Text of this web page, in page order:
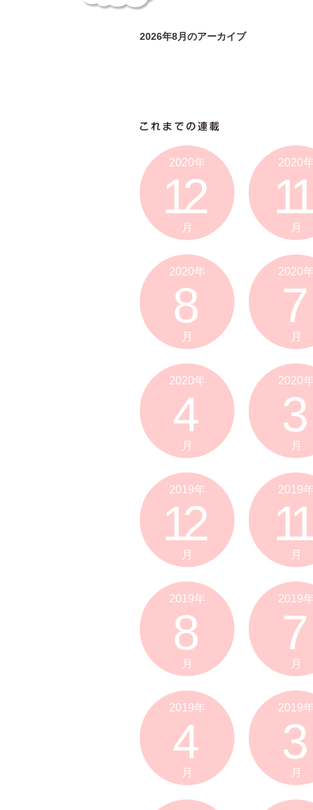
2026年8月のアーカイブ
2020年
12
月
2020
11
月
2020年
8
月
2020
7
月
2020年
4
月
2020
3
月
2019年
12
月
2019
11
月
2019年
8
月
2019
7
月
2019年
4
月
2019
3
月